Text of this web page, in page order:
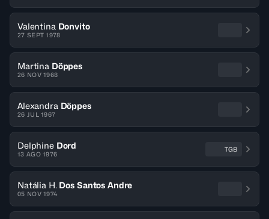
Valentina Donvito
27 SEPT 1978
Martina Döppes
26 NOV 1968
Alexandra Döppes
26 JUL 1967
Delphine Dord
13 AGO 1976
TGB
Natália H. Dos Santos Andre
05 NOV 1974